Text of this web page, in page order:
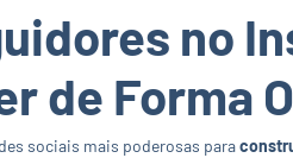
no
de Forma
sociais mais poderosas para